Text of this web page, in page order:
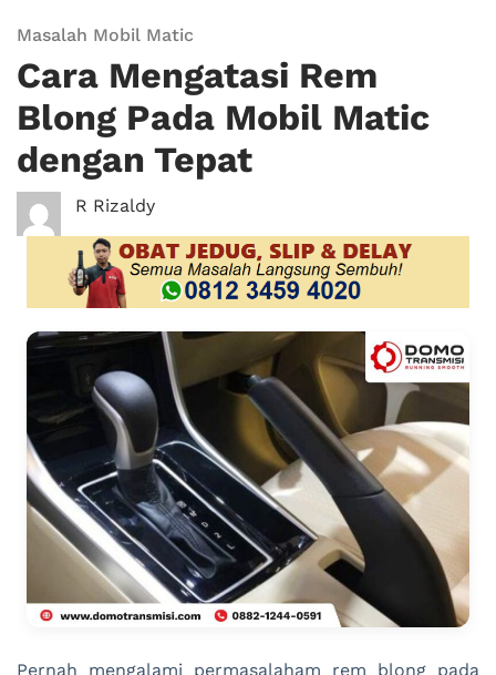
Masalah Mobil Matic
Cara Mengatasi Rem
Blong Pada Mobil Matic
dengan Tepat
R Rizaldy
Pernah mengalami permasalaham rem blong pada